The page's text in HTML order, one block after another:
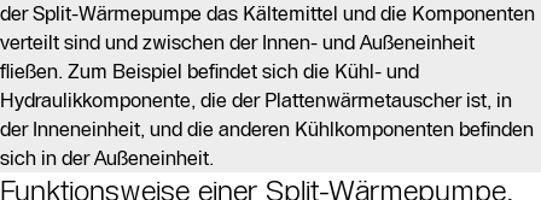
der Split-Wärmepumpe das Kältemittel und die Komponenten
verteilt sind und zwischen der Innen- und Außeneinheit
fließen. Zum Beispiel befindet sich die Kühl- und
Hydraulikkomponente, die der Plattenwärmetauscher ist, in
der Inneneinheit, und die anderen Kühlkomponenten befinden
sich in der Außeneinheit.
Funktionsweise einer Split-Wärmepumpe.